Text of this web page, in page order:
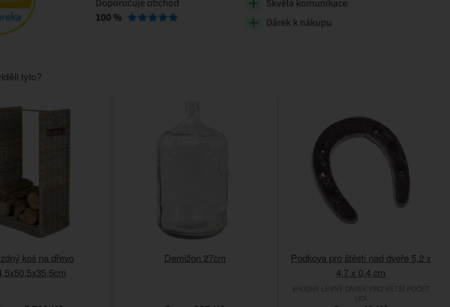
tyto?
koš na dřevo
Demižon 27cm
Podkova pro štěstí nad dveře 5,2 x
4,7 x 0,4 cm
VHODNÝ LEVNÝ DÁREK PRO VĚTŠÍ POČET
LIDÍ